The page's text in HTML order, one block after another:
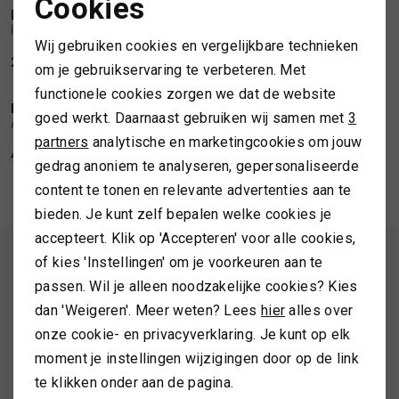
SPORTKLEDING
TASSEN
TOPS EN SHIRTS
TRUIEN
/2
DEJA-ANVERS
PULL CECILE ANTRACITE
250,00 499,99 774,99
/2
SALE
DEJA-ANVERS
ANNA CARDIGAN FOSSIL
469,99
ALTIJD ALS EERSTE OP DE HOOGTE ZIJN?
Schrijf je in en ontvang 10% korting op je 1e bestelling
AANMELDEN
Noodzakelijke cookies
Analytische cookies
Marketing cookies
Cookies
Wij gebruiken cookies en vergelijkbare technieken
om je gebruikservaring te verbeteren. Met
functionele cookies zorgen we dat de website
goed werkt. Daarnaast gebruiken wij samen met 3
partners analytische en marketingcookies om jouw
gedrag anoniem te analyseren, gepersonaliseerde
content te tonen en relevante advertenties aan te
bieden. Je kunt zelf bepalen welke cookies je
accepteert. Klik op 'Accepteren' voor alle cookies,
of kies 'Instellingen' om je voorkeuren aan te
passen. Wil je alleen noodzakelijke cookies? Kies
dan 'Weigeren'. Meer weten? Lees hier alles over
onze cookie- en privacyverklaring. Je kunt op elk
moment je instellingen wijzigingen door op de link
te klikken onder aan de pagina.